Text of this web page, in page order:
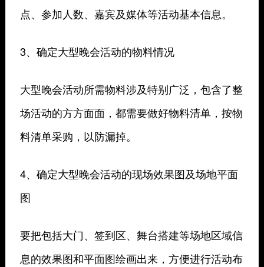
点、参加人数、嘉宾及媒体等活动基本信息。
3、确定大型晚会活动的物料情况
大型晚会活动所需物料涉及特别广泛，包含了整
场活动的方方面面，都需要做好物料清单，按物
料清单采购，以防漏掉。
4、确定大型晚会活动的现场效果图及场地平面
图
要把包括大门、签到区、舞台搭建等场地区域信
息的效果图和平面图绘画出来，方便进行活动布